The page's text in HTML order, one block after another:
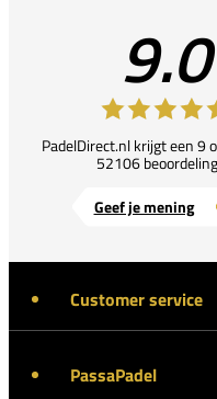
9.0
PadelDirect.nl krijgt een 9
52106
Geef je mening
Customer service
PassaPadel